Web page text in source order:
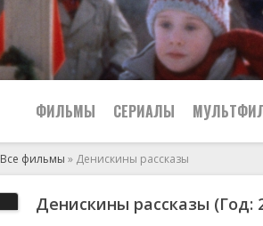
ФИЛЬМЫ СЕРИАЛЫ
Все фильмы » Денискины рассказы
Денискины рассказы (Год: